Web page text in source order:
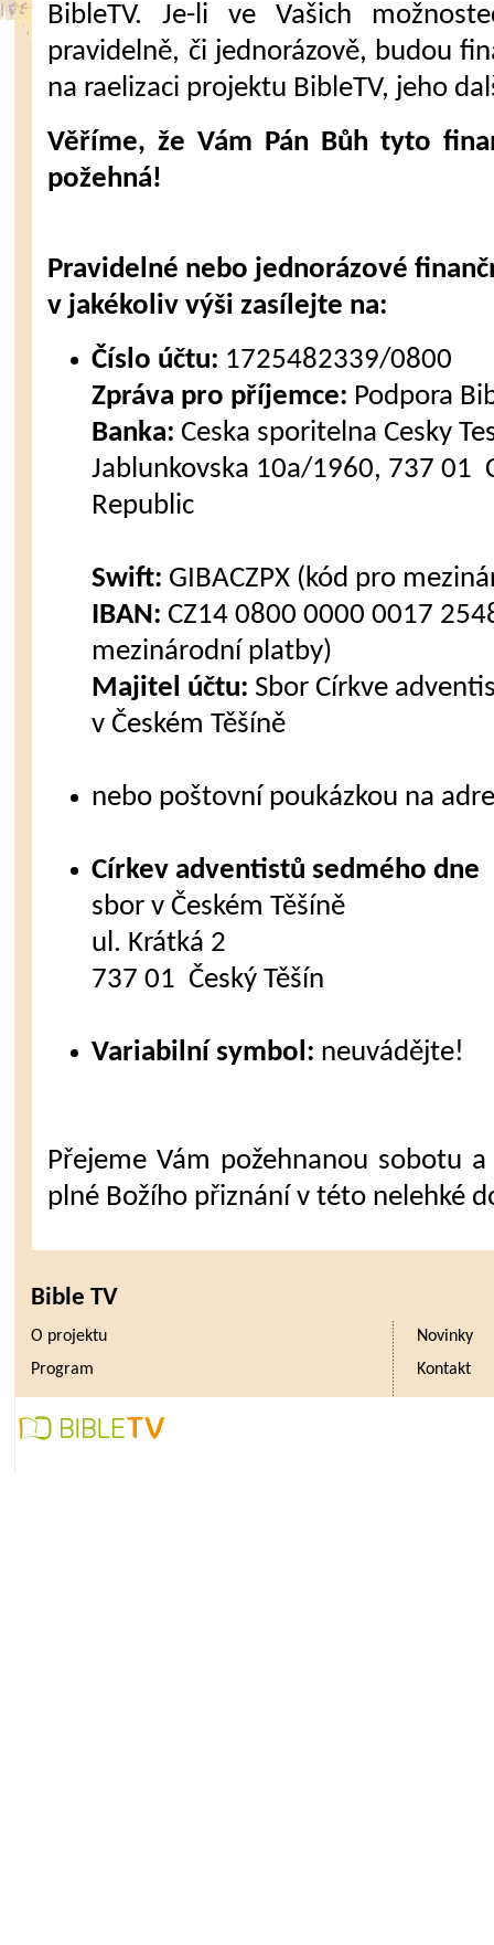
BibleTV. Je-li ve Vašich
pravidelně, či jednorázově, budou
na raelizaci projektu BibleTV, jeho
Věříme, že Vám Pán Bůh tyto
požehná!
Pravidelné nebo jednorázové
v jakékoliv výši zasílejte na:
Číslo účtu: 1725482339/0800
Zpráva pro příjemce: Podpora
Banka: Ceska sporitelna Cesky
Jablunkovska 10a/1960, 737 01
Republic
Swift: GIBACZPX (kód pro
IBAN: CZ14 0800 0000 0017
mezinárodní platby)
Majitel účtu: Sbor Církve
v Českém Těšíně
nebo poštovní poukázkou na
Církev adventistů sedmého dne
sbor v Českém Těšíně
ul. Krátká 2
737 01 Český Těšín
Variabilní symbol: neuvádějte!
Přejeme Vám požehnanou sobotu
plné Božího přiznání v této nelehké
Bible TV
O projektu
Novinky
Program
Kontakt